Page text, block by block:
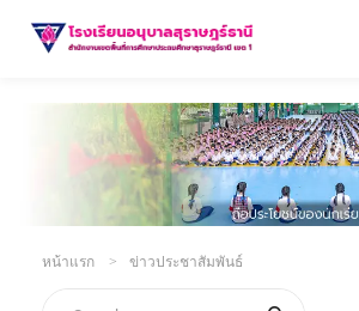
หน้าแรก ข่าวประชาสัมพันธ์